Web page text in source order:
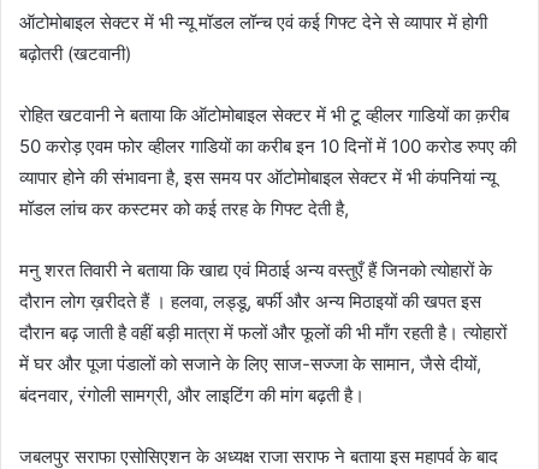
ऑटोमोबाइल सेक्टर में भी न्यू मॉडल लॉन्च एवं कई गिफ्ट देने से व्यापार में होगी
बढ़ोतरी (खटवानी)
रोहित खटवानी ने बताया कि ऑटोमोबाइल सेक्टर में भी टू व्हीलर गाडियों का क़रीब
50 करोड़ एवम फोर व्हीलर गाडियों का करीब इन 10 दिनों में 100 करोड रुपए की
व्यापार होने की संभावना है, इस समय पर ऑटोमोबाइल सेक्टर में भी कंपनियां न्यू
मॉडल लांच कर कस्टमर को कई तरह के गिफ्ट देती है,
मनु शरत तिवारी ने बताया कि खाद्य एवं मिठाई अन्य वस्तुएँ हैं जिनको त्योहारों के
दौरान लोग ख़रीदते हैं । हलवा, लड्डू, बर्फी और अन्य मिठाइयों की खपत इस
दौरान बढ़ जाती है वहीं बड़ी मात्रा में फलों और फूलों की भी माँग रहती है। त्योहारों
में घर और पूजा पंडालों को सजाने के लिए साज-सज्जा के सामान, जैसे दीयों,
बंदनवार, रंगोली सामग्री, और लाइटिंग की मांग बढ़ती है।
जबलपुर सराफा एसोसिएशन के अध्यक्ष राजा सराफ ने बताया इस महापर्व के बाद